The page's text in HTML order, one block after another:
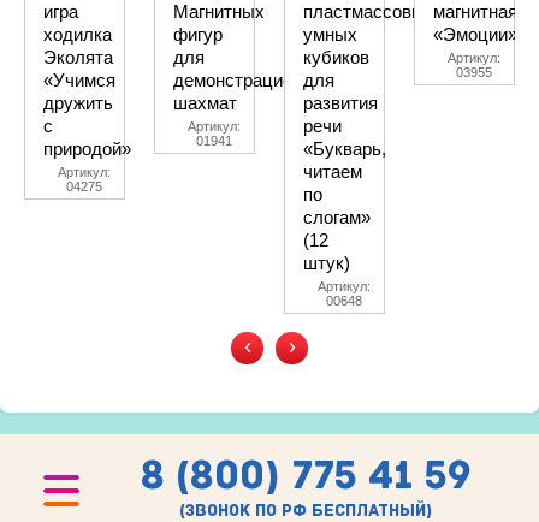
игра
ходилка
Эколята
«Учимся
дружить
с
природой»
Артикул:
04275
Магнитных
фигур
для
демонстрационных
шахмат
Артикул:
01941
пластмассовых
умных
кубиков
для
развития
речи
«Букварь,
читаем
по
слогам»
(12
штук)
Артикул:
00648
магнитная
«Эмоции»
Артикул:
03955
‹ ›
8 (800) 775 41 59
(звонок по рф бесплатный)